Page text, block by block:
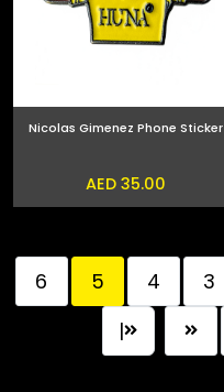
Nicolas Gimenez Phone Sticker
AED 35.00
3
4
5
6
|